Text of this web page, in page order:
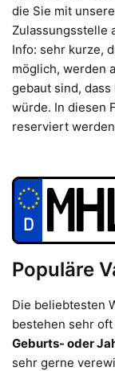
die Sie mit
Zulassungsstelle
Info: sehr kurze,
möglich, werden
gebaut sind,
würde. In diesen
reserviert
Populäre
Die beliebtesten
bestehen sehr oft
Geburts- oder
sehr gerne